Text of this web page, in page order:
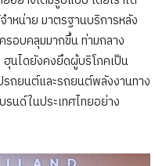
หน่าย มาตรฐานบริการหลัง
อบคลุมมากขึ้น ท่ามกลาง
ฮุนไดยังคงยึดผู้บริโภคเป็น
ถยนต์และรถยนต์พลังงานทาง
นด์ในประเทศไทยอย่าง